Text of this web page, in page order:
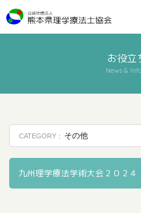
お役立
News &
CATEGORY： その他
九州理学療法学術大会２０２４